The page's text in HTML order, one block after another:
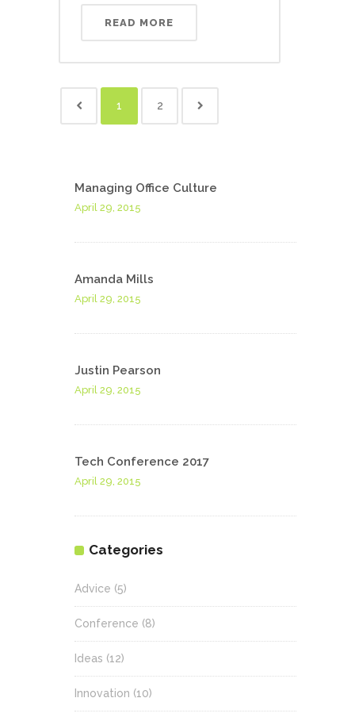
READ MORE
1 2
Managing Office Culture
April 29, 2015
Amanda Mills
April 29, 2015
Justin Pearson
April 29, 2015
Tech Conference 2017
April 29, 2015
Categories
Advice (5)
Conference (8)
Ideas (12)
Innovation (10)